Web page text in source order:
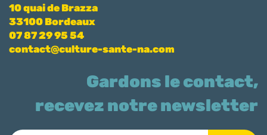
10 quai de Brazza
33100 Bordeaux
07 87 29 95 54
contact@culture-sante-na.com
Gardons le contact,
recevez notre newsletter